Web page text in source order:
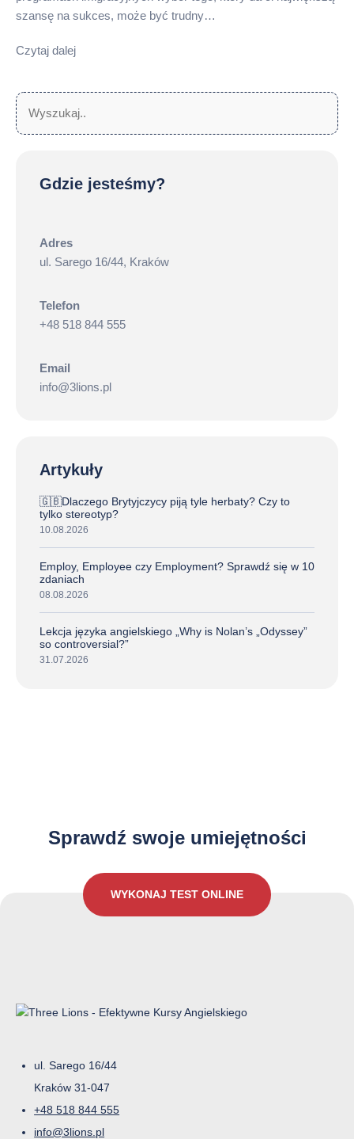
szansę na sukces, może być trudny…
Czytaj dalej
Szukaj:
Gdzie jesteśmy?
Adres
ul. Sarego 16/44, Kraków
Telefon
+48 518 844 555
Email
info@3lions.pl
Artykuły
🇬🇧Dlaczego Brytyjczycy piją tyle herbaty? Czy to
tylko stereotyp?
10.08.2026
Employ, Employee czy Employment? Sprawdź się w 10
zdaniach
08.08.2026
Lekcja języka angielskiego „Why is Nolan’s „Odyssey”
so controversial?”
31.07.2026
Sprawdź swoje umiejętności
WYKONAJ TEST ONLINE
ul. Sarego 16/44
Kraków 31-047
+48 518 844 555
info@3lions.pl